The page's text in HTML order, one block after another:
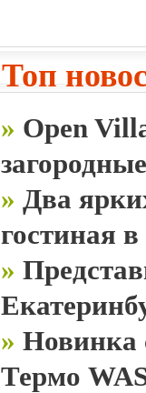
Топ
» Open
» Два
гостиная
»
» Новинка
Термо